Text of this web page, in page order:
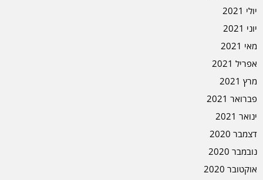
יולי 2021
יוני 2021
מאי 2021
אפריל 2021
מרץ 2021
פברואר 2021
ינואר 2021
דצמבר 2020
נובמבר 2020
אוקטובר 2020